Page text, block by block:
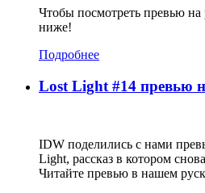
Чтобы посмотреть превью на
ниже!
Подробнее
Lost Light #14 превью
IDW поделились с нами
Light, рассказ в котором
Читайте превью в нашем